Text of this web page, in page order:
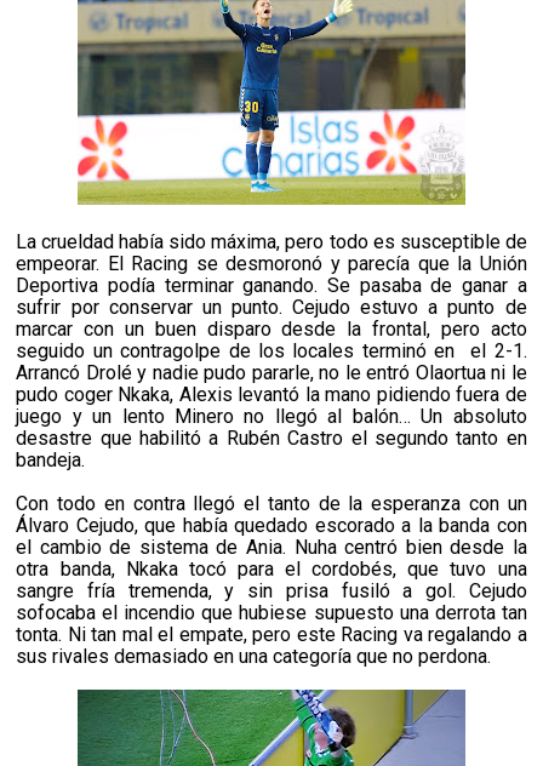
La crueldad había sido máxima, pero todo es susceptible de
empeorar. El Racing se desmoronó y parecía que la Unión
Deportiva podía terminar ganando. Se pasaba de ganar a
sufrir por conservar un punto. Cejudo estuvo a punto de
marcar con un buen disparo desde la frontal, pero acto
seguido un contragolpe de los locales terminó en
el 2-1.
Arrancó Drolé y nadie pudo pararle, no le entró Olaortua ni le
pudo coger Nkaka, Alexis levantó la mano pidiendo fuera de
juego y un lento Minero no llegó al balón… Un absoluto
desastre que habilitó a Rubén Castro el segundo tanto en
bandeja.
Con todo en contra llegó el tanto de la esperanza con un
Álvaro Cejudo, que había quedado escorado a la banda con
el cambio de sistema de Ania. Nuha centró bien desde la
otra banda, Nkaka tocó para el cordobés, que tuvo una
sangre fría tremenda, y sin prisa fusiló a gol. Cejudo
sofocaba el incendio que hubiese supuesto una derrota tan
tonta. Ni tan mal el empate, pero este Racing va regalando a
sus rivales demasiado en una categoría que no perdona.